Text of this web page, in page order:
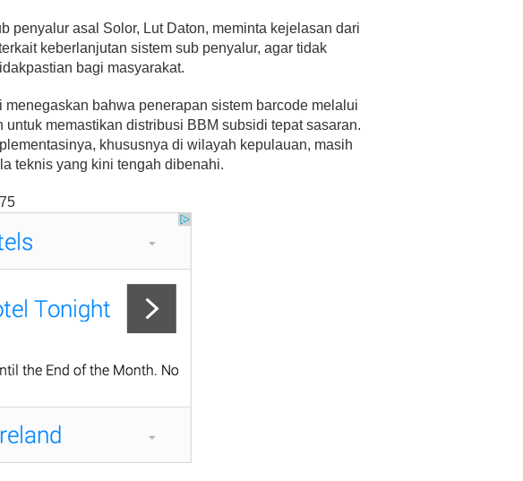
penyalur asal Solor, Lut Daton, meminta kejelasan dari
keberlanjutan sistem sub penyalur, agar tidak
bagi masyarakat.
menegaskan bahwa penerapan sistem barcode melalui
untuk memastikan distribusi BBM subsidi tepat sasaran.
khususnya di wilayah kepulauan, masih
teknis yang kini tengah dibenahi.